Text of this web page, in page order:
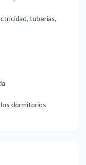
tuberías,
‌los ‌dormitorios